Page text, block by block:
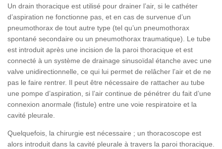
Un drain thoracique est utilisé pour drainer l’air, si le cathéter
d’aspiration ne fonctionne pas, et en cas de survenue d’un
pneumothorax de tout autre type (tel qu’un pneumothorax
spontané secondaire ou un pneumothorax traumatique). Le tube
est introduit après une incision de la paroi thoracique et est
connecté à un système de drainage sinusoïdal étanche avec une
valve unidirectionnelle, ce qui lui permet de relâcher l’air et de ne
pas le faire rentrer. Il peut être nécessaire de rattacher au tube
une pompe d’aspiration, si l’air continue de pénétrer du fait d’une
connexion anormale (fistule) entre une voie respiratoire et la
cavité pleurale.
Quelquefois, la chirurgie est nécessaire ; un thoracoscope est
alors introduit dans la cavité pleurale à travers la paroi thoracique.